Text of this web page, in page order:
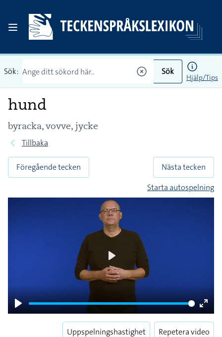
Sök: Sök
Hjälp/Tips
hund
byracka, vovve, jycke
Tillbaka
Föregående tecken
Nästa tecken
Starta autospelning
Play
Enter
Play
Uppspelningshastighet Repetera video